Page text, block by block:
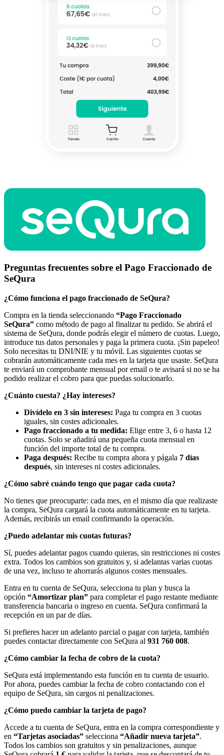
Preguntas frecuentes sobre el Pago Fraccionado de
SeQura
¿Cómo funciona el pago fraccionado de SeQura?
Compra en la tienda seleccionando “Pago Fraccionado
SeQura” como método de pago al finalizar tu pedido. Se abrirá el
sistema de SeQura, donde podrás elegir el número de cuotas. Luego,
introduce tus datos personales y paga la primera cuota. ¡Sin papeleo!
Solo necesitas tu DNI/NIE y tu móvil. Las siguientes cuotas se
cobrarán automáticamente cada mes en la tarjeta que usaste. SeQura
te enviará un comprobante mensual por email o te avisará si no se ha
podido realizar el cobro para que puedas solucionarlo.
¿Cuánto cuesta? ¿Hay intereses?
Divídelo en 3 sin intereses: Paga tu compra en 3 cuotas
iguales, sin costes adicionales.
Pago fraccionado a tu medida: Elige entre 3, 6 o hasta 12
cuotas. Solo se añadirá una pequeña cuota mensual en
función del importe total de tu compra.
Paga después: Recibe tu compra ahora y págala 7 días
después, sin intereses ni costes adicionales.
¿Cómo sabré cuándo tengo que pagar cada cuota?
No tienes que preocuparte: cada mes, en el mismo día que realizaste
la compra, SeQura cargará la cuota automáticamente en tu tarjeta.
Además, recibirás un email confirmando la operación.
¿Puedo adelantar mis cuotas futuras?
Sí, puedes adelantar pagos cuando quieras, sin restricciones ni costes
extra. Todos los cambios son gratuitos y, si adelantas varias cuotas
de una vez, incluso te ahorrarás algunos costes mensuales.
Entra en tu cuenta de SeQura, selecciona tu plan y busca la
opción “Amortizar plan” para completar el pago restante mediante
transferencia bancaria o ingreso en cuenta. SeQura confirmará la
recepción en un par de días.
Si prefieres hacer un adelanto parcial o pagar con tarjeta, también
puedes contactar directamente con SeQura al 931 760 008.
¿Cómo cambiar la fecha de cobro de la cuota?
SeQura está implementando esta función en tu cuenta de usuario.
Por ahora, puedes cambiar la fecha de cobro contactando con el
equipo de SeQura, sin cargos ni penalizaciones.
¿Cómo puedo cambiar la tarjeta de pago?
Accede a tu cuenta de SeQura, entra en la compra correspondiente y
en “Tarjetas asociadas” selecciona “Añadir nueva tarjeta”.
Todos los cambios son gratuitos y sin penalizaciones, aunque